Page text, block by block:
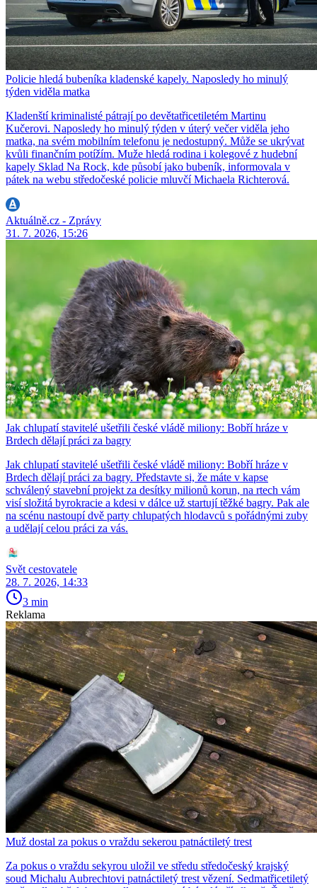
Policie hledá bubeníka kladenské kapely. Naposledy ho minulý
týden viděla matka
Kladenští kriminalisté pátrají po devětatřicetiletém Martinu
Kučerovi. Naposledy ho minulý týden v úterý večer viděla jeho
matka, na svém mobilním telefonu je nedostupný. Může se ukrývat
kvůli finančním potížím. Muže hledá rodina i kolegové z hudební
kapely Sklad Na Rock, kde působí jako bubeník, informovala v
pátek na webu středočeské policie mluvčí Michaela Richterová.
Aktuálně.cz - Zprávy
31. 7. 2026, 15:26
Jak chlupatí stavitelé ušetřili české vládě miliony: Bobří hráze v
Brdech dělají práci za bagry
Jak chlupatí stavitelé ušetřili české vládě miliony: Bobří hráze v
Brdech dělají práci za bagry. Představte si, že máte v kapse
schválený stavební projekt za desítky milionů korun, na rtech vám
visí složitá byrokracie a kdesi v dálce už startují těžké bagry. Pak ale
na scénu nastoupí dvě party chlupatých hlodavců s pořádnými zuby
a udělají celou práci za vás.
Svět cestovatele
28. 7. 2026, 14:33
3 min
Reklama
Muž dostal za pokus o vraždu sekerou patnáctiletý trest
Za pokus o vraždu sekyrou uložil ve středu středočeský krajský
soud Michalu Aubrechtovi patnáctiletý trest vězení. Sedmatřicetiletý